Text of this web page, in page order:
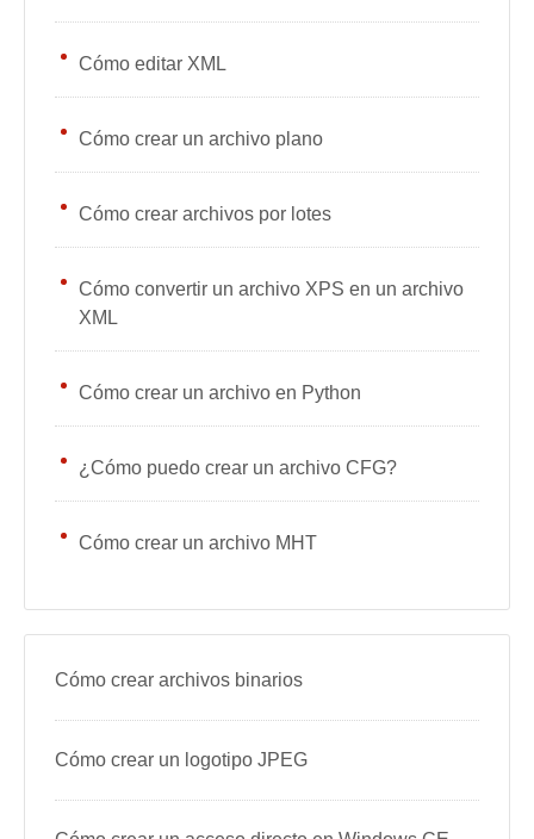
Cómo editar XML
Cómo crear un archivo plano
Cómo crear archivos por lotes
Cómo convertir un archivo XPS en un archivo
XML
Cómo crear un archivo en Python
¿Cómo puedo crear un archivo CFG?
Cómo crear un archivo MHT
Cómo crear archivos binarios
Cómo crear un logotipo JPEG